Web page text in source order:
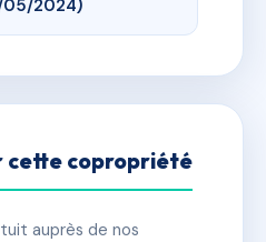
05/2024)
cette copropriété
auprès de nos